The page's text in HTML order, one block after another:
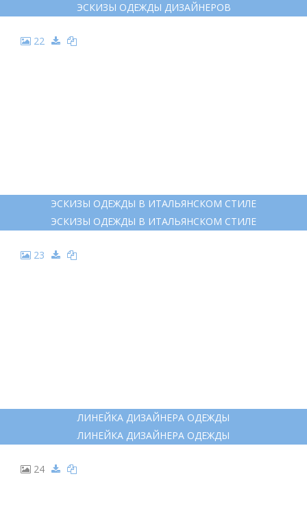
ЭСКИЗЫ ОДЕЖДЫ ДИЗАЙНЕРОВ
22
ЭСКИЗЫ ОДЕЖДЫ В ИТАЛЬЯНСКОМ СТИЛЕ
ЭСКИЗЫ ОДЕЖДЫ В ИТАЛЬЯНСКОМ СТИЛЕ
23
ЛИНЕЙКА ДИЗАЙНЕРА ОДЕЖДЫ
ЛИНЕЙКА ДИЗАЙНЕРА ОДЕЖДЫ
24